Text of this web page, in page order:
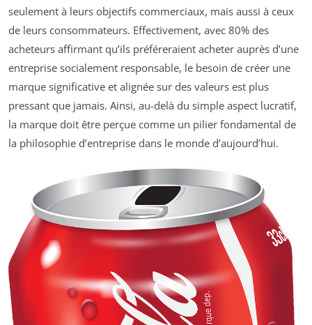
seulement à leurs objectifs commerciaux, mais aussi à ceux
de leurs consommateurs. Effectivement, avec 80% des
acheteurs affirmant qu’ils préféreraient acheter auprès d’une
entreprise socialement responsable, le besoin de créer une
marque significative et alignée sur des valeurs est plus
pressant que jamais. Ainsi, au-delà du simple aspect lucratif,
la marque doit être perçue comme un pilier fondamental de
la philosophie d’entreprise dans le monde d’aujourd’hui.